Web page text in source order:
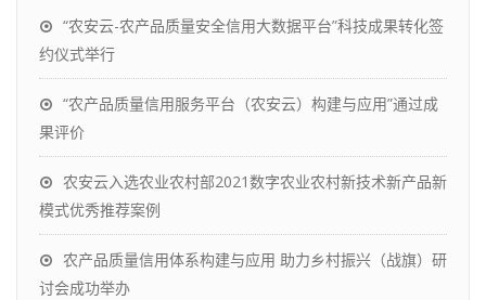
“农安云-农产品质量安全信用大数据平台”科技成果转化签
约仪式举行
“农产品质量信用服务平台（农安云）构建与应用”通过成
果评价
农安云入选农业农村部2021数字农业农村新技术新产品新
模式优秀推荐案例
农产品质量信用体系构建与应用 助力乡村振兴（战旗）研
讨会成功举办